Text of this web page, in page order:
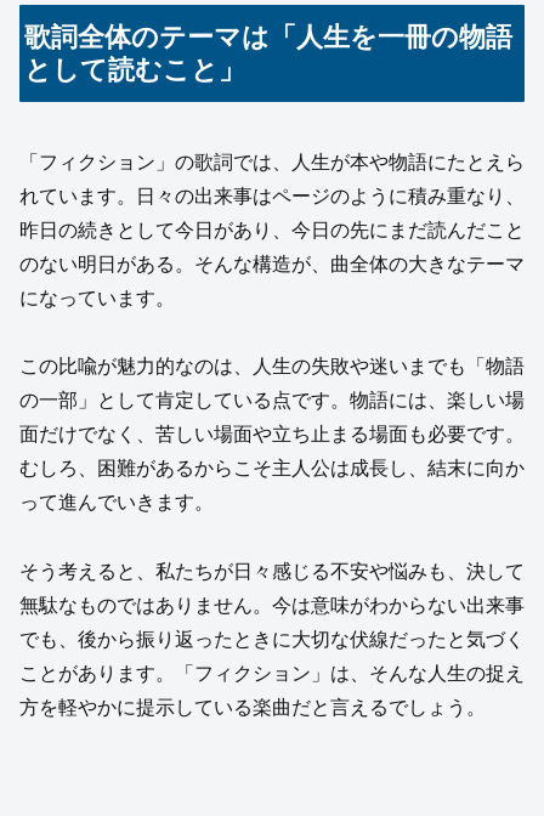
歌詞全体のテーマは「人生を一冊の物語
として読むこと」
「フィクション」の歌詞では、人生が本や物語にたとえら
れています。日々の出来事はページのように積み重なり、
昨日の続きとして今日があり、今日の先にまだ読んだこと
のない明日がある。そんな構造が、曲全体の大きなテーマ
になっています。
この比喩が魅力的なのは、人生の失敗や迷いまでも「物語
の一部」として肯定している点です。物語には、楽しい場
面だけでなく、苦しい場面や立ち止まる場面も必要です。
むしろ、困難があるからこそ主人公は成長し、結末に向か
って進んでいきます。
そう考えると、私たちが日々感じる不安や悩みも、決して
無駄なものではありません。今は意味がわからない出来事
でも、後から振り返ったときに大切な伏線だったと気づく
ことがあります。「フィクション」は、そんな人生の捉え
方を軽やかに提示している楽曲だと言えるでしょう。